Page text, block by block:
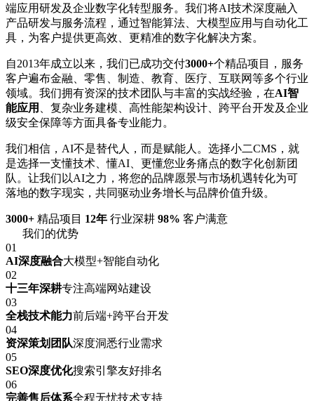
端应用研发及企业数字化转型服务。我们将AI技术深度融入
产品研发与服务流程，通过智能算法、大模型应用与自动化工
具，为客户提供更高效、更精准的数字化解决方案。
自2013年成立以来，我们已成功交付3000+个精品项目，服务
客户遍布金融、零售、制造、教育、医疗、互联网等多个行业
领域。我们拥有资深的技术团队与丰富的实战经验，在AI智
能应用
、复杂业务建模、高性能架构设计、跨平台开发及企业
级安全保障等方面具备专业能力。
我们相信，AI不是替代人，而是赋能人。选择小二CMS，就
是选择一支懂技术、懂AI、更懂您业务痛点的数字化创新团
队。让我们以AI之力，将您的品牌愿景与市场机遇转化为可
落地的数字现实，共同驱动业务增长与品牌价值升级。
3000+ 精品项目 12年 行业深耕 98% 客户满意
我们的优势
01
AI深度融合大模型+智能自动化
02
十三年深耕专注高端网站建设
03
全栈技术能力前后端+跨平台开发
04
资深策划团队深度洞悉行业需求
05
SEO深度优化搜索引擎友好排名
06
完善售后体系全程无忧技术支持